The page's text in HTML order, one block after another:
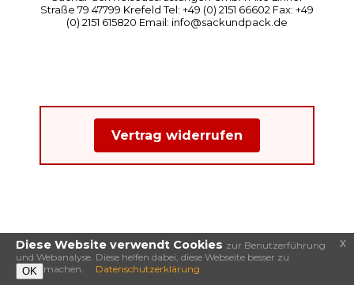
Straße 79 47799 Krefeld Tel: +49 (0) 2151 66602 Fax: +49
(0) 2151 615820 Email: info@sackundpack.de
Vertrag widerrufen
Diese Website verwendt Cookies zur Benutzerführung
und Webanalyse. Diese helfen dabei, diese Webseite besser zu
machen.
OK Datenschutzerklärung
x